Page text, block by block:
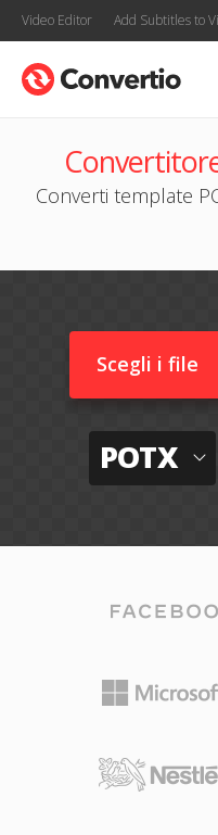
Video Editor Add Subtitles to
Converti template
Scegli i file
POTX